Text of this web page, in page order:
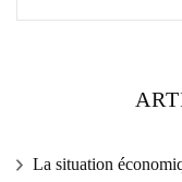
La situation